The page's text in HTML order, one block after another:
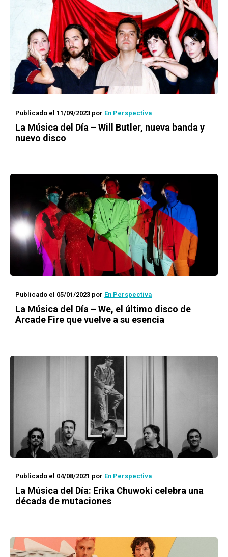
Publicado el 11/09/2023 por En Perspectiva
La Música del Día – Will Butler, nueva banda y
nuevo disco
Publicado el 05/01/2023 por En Perspectiva
La Música del Día – We, el último disco de
Arcade Fire que vuelve a su esencia
Publicado el 04/08/2021 por En Perspectiva
La Música del Día: Erika Chuwoki celebra una
década de mutaciones